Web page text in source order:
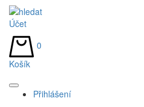
Účet
0
Košík
Přihlášení